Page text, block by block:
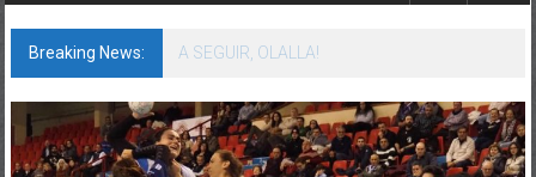
Breaking News: A SEGUIR, OLALLA!